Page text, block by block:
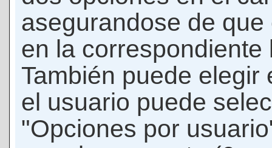
asegurandose de
en la
También puede
el usuario puede
"Opciones por